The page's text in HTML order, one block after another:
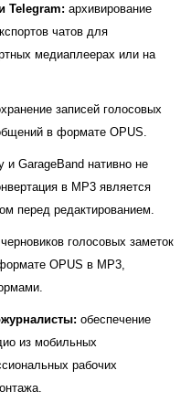
Telegram: архивирование
чатов для
медиаплеерах или на
записей голосовых
в формате OPUS.
и GarageBand нативно не
в MP3 является
перед редактированием.
голосовых заметок
OPUS в MP3,
обеспечение
из мобильных
рабочих